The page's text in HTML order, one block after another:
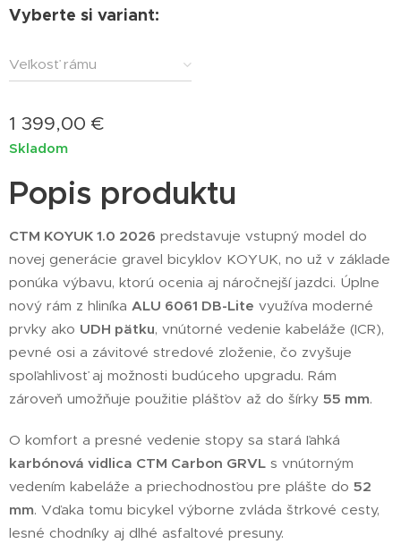
Vyberte si variant:
Veľkosť rámu
1 399,00 €
Skladom
Popis produktu
CTM KOYUK 1.0 2026 predstavuje vstupný model do
novej generácie gravel bicyklov KOYUK, no už v základe
ponúka výbavu, ktorú ocenia aj náročnejší jazdci. Úplne
nový rám z hliníka ALU 6061 DB-Lite využíva moderné
prvky ako UDH pätku, vnútorné vedenie kabeláže (ICR),
pevné osi a závitové stredové zloženie, čo zvyšuje
spoľahlivosť aj možnosti budúceho upgradu. Rám
zároveň umožňuje použitie plášťov až do šírky 55 mm.
O komfort a presné vedenie stopy sa stará ľahká
karbónová vidlica CTM Carbon GRVL s vnútorným
vedením kabeláže a priechodnosťou pre plášte do 52
mm. Vďaka tomu bicykel výborne zvláda štrkové cesty,
lesné chodníky aj dlhé asfaltové presuny.